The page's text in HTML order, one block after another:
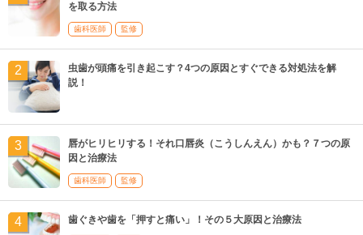
を取る方法
歯科医師 監修
虫歯が頭痛を引き起こす？4つの原因とすぐできる対処法を解
説！
唇がヒリヒリする！それ口唇炎（こうしんえん）かも？７つの原
因と治療法
歯科医師 監修
歯ぐきや歯を「押すと痛い」！その５大原因と治療法